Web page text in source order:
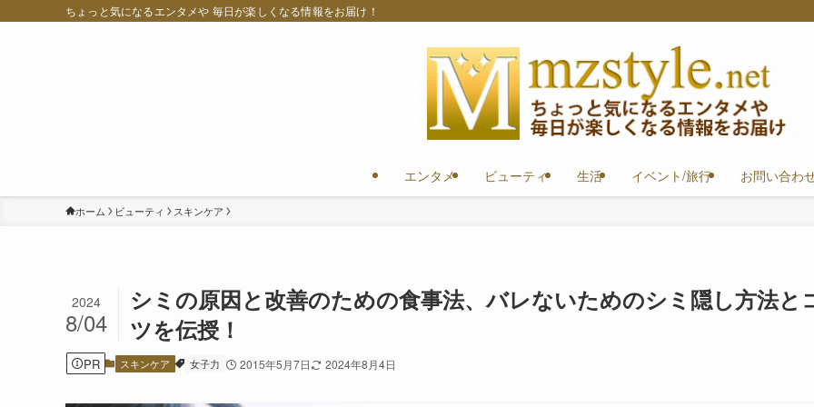
ちょっと気になるエンタメや 毎日が楽しくなる情報をお届け！
エンタメ ビューティ 生活 イベント/旅行 お問い合わ
ホーム ビューティ スキンケア
シミの原因と改善のための食事法、バレないためのシミ隠し方法と
ツを伝授！
2024
8/04
PR スキンケア 女子力 2015年5月7日 2024年8月4日